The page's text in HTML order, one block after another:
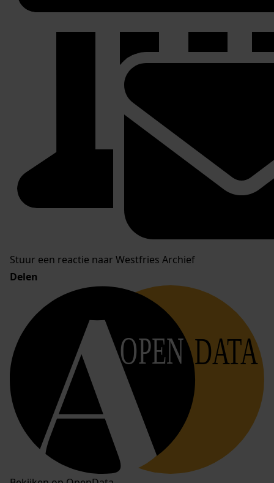
Stuur een reactie naar Westfries Archief
Delen
OPEN DATA